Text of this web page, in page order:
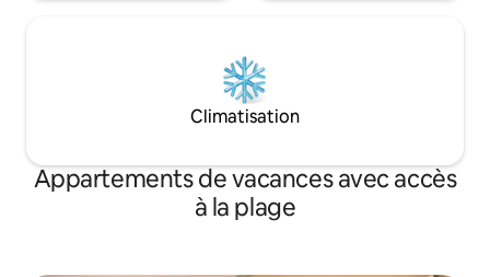
Climatisation
Appartements de vacances avec accès
à la plage